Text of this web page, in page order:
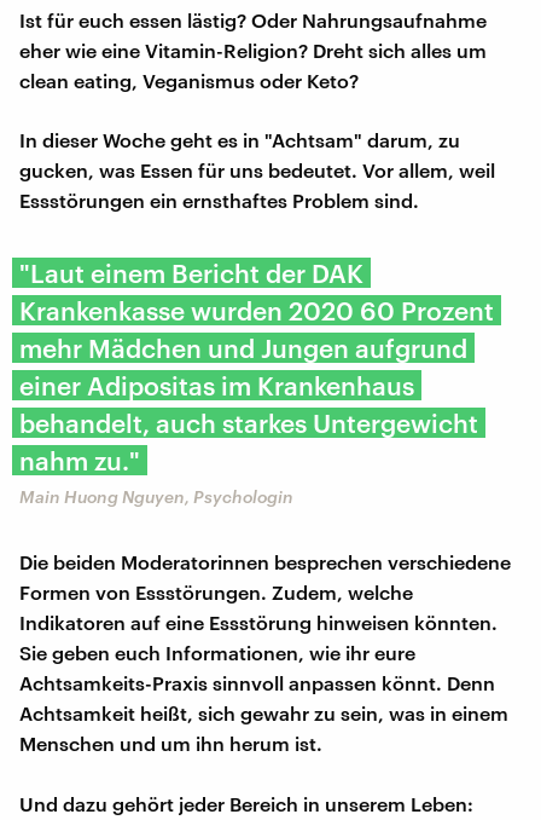
Ist für euch essen lästig? Oder Nahrungsaufnahme
eher wie eine Vitamin-Religion? Dreht sich alles um
clean eating, Veganismus oder Keto?
In dieser Woche geht es in "Achtsam" darum, zu
gucken, was Essen für uns bedeutet. Vor allem, weil
Essstörungen ein ernsthaftes Problem sind.
"Laut einem Bericht der DAK
Krankenkasse wurden 2020 60 Prozent
mehr Mädchen und Jungen aufgrund
einer Adipositas im Krankenhaus
behandelt, auch starkes Untergewicht
nahm zu."
Main Huong Nguyen, Psychologin
Die beiden Moderatorinnen besprechen verschiedene
Formen von Essstörungen. Zudem, welche
Indikatoren auf eine Essstörung hinweisen könnten.
Sie geben euch Informationen, wie ihr eure
Achtsamkeits-Praxis sinnvoll anpassen könnt. Denn
Achtsamkeit heißt, sich gewahr zu sein, was in einem
Menschen und um ihn herum ist.
Und dazu gehört jeder Bereich in unserem Leben: